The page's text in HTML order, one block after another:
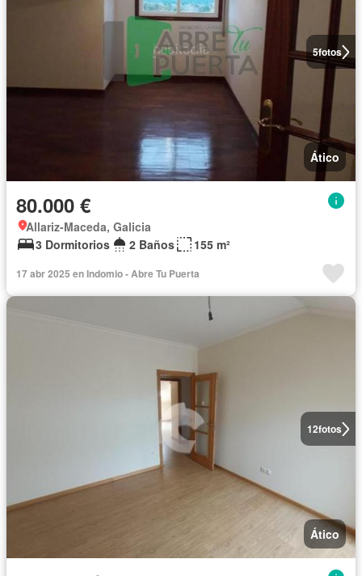
5fotos
Ático
80.000 €
Allariz-Maceda, Galicia
3 Dormitorios
2 Baños 155 m²
17 abr 2025 en Indomio - Abre Tu Puerta
12fotos
Ático